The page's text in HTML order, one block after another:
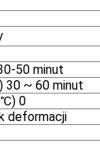
50 minut
30 ~ 60 minut
℃) 0
deformacji